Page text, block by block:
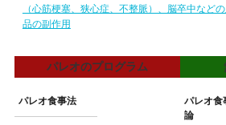
（心筋梗塞、狭心症、不整脈）、脳卒中などの
品の副作用
パレオのプログラム
パレオ食事法
パレオ食
論